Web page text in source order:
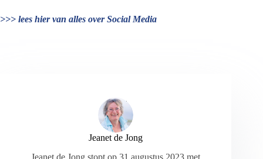
>>> lees hier van alles over Social Media
Jeanet de Jong
Jeanet de Jong stopt op 31 augustus 2023 met